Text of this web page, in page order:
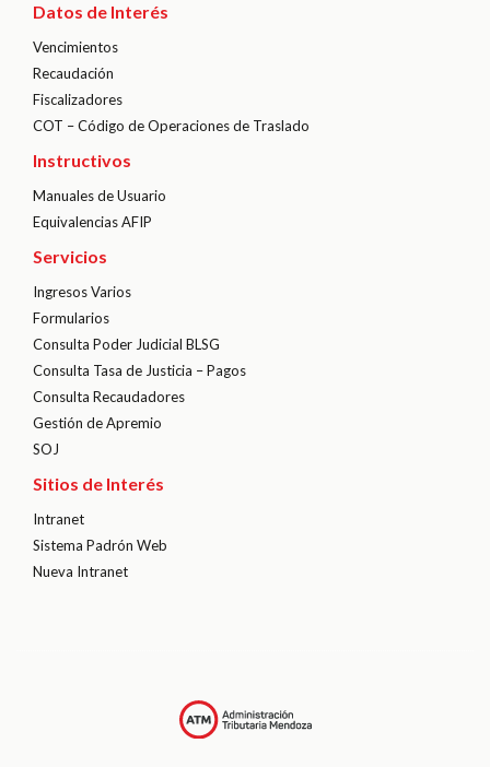
Datos de Interés
Vencimientos
Recaudación
Fiscalizadores
COT – Código de Operaciones de Traslado
Instructivos
Manuales de Usuario
Equivalencias AFIP
Servicios
Ingresos Varios
Formularios
Consulta Poder Judicial BLSG
Consulta Tasa de Justicia – Pagos
Consulta Recaudadores
Gestión de Apremio
SOJ
Sitios de Interés
Intranet
Sistema Padrón Web
Nueva Intranet